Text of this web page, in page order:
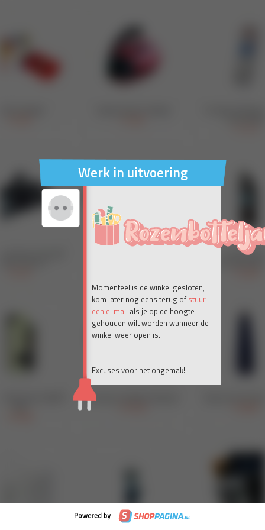
Werk in uitvoering
Momenteel is de winkel gesloten,
kom later nog eens terug of stuur
een e-mail als je op de hoogte
gehouden wilt worden wanneer de
winkel weer open is.
Excuses voor het ongemak!